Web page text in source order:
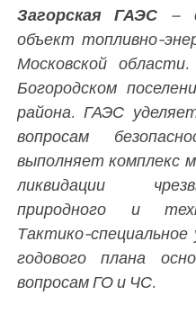
Загорская ГАЭС –
объект топливно-
Московской
Богородском
района. ГАЭС
вопросам
выполняет комплекс
ликвидации
природного и
Тактико-
годового плана
вопросам ГО и ЧС.